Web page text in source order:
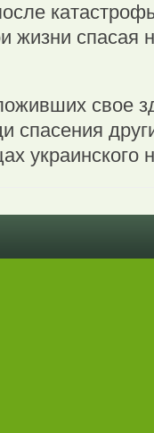
жизни спасая
свое
спасения
украинского